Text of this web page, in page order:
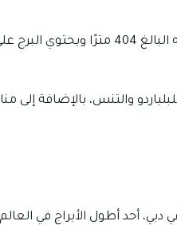
هذا البرج السكني هو مجمع سكني متكامل يتميز
والتنس، بالإضافة
أحد أطول الأبراج في